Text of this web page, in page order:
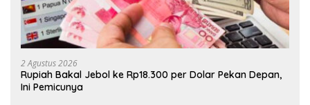
2 Agustus 2026
Rupiah Bakal Jebol ke Rp18.300 per Dolar Pekan Depan,
Ini Pemicunya